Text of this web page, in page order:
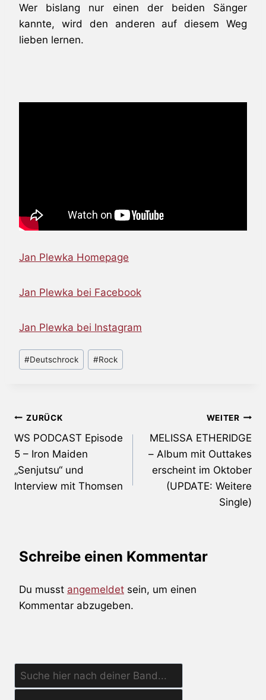
Wer bislang nur einen der beiden Sänger
kannte, wird den anderen auf diesem Weg
lieben lernen.
Jan Plewka Homepage
Jan Plewka bei Facebook
Jan Plewka bei Instagram
Schlagworte:
#Deutschrock #Rock
Beitragsnavigation
ZURÜCK
WS PODCAST Episode
5 – Iron Maiden
„Senjutsu“ und
Interview mit Thomsen
WEITER
MELISSA ETHERIDGE
– Album mit Outtakes
erscheint im Oktober
(UPDATE: Weitere
Single)
Schreibe einen Kommentar
Du musst angemeldet sein, um einen
Kommentar abzugeben.